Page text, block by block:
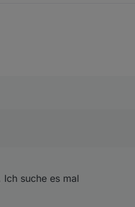
es mal
suche es mal